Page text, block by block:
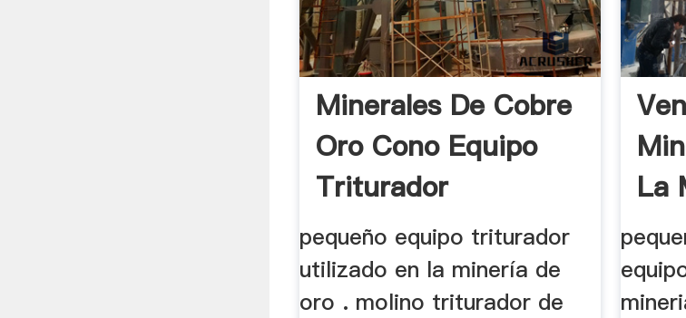
Minerales De Cobre
Oro Cono Equipo
Triturador
pequeño equipo triturador
utilizado en la minería de
oro . molino triturador de
La